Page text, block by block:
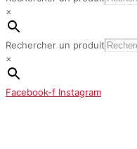
×
Rechercher un produit
×
Facebook-f Instagram